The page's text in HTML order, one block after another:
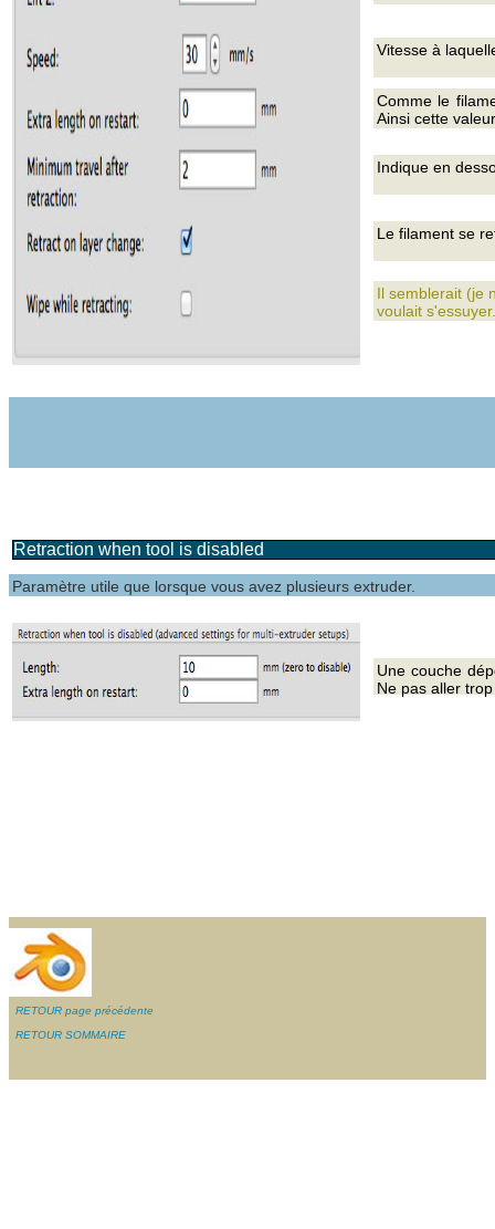
Il semblerait (je
voulait s'essuyer.
Le filament se
Vitesse à
Comme le
Ainsi cette
Indique en
Retraction when tool is disabled
Une couche
Ne pas aller
Paramètre utile que lorsque vous avez plusieurs extruder.
RETOUR page précédente
RETOUR SOMMAIRE